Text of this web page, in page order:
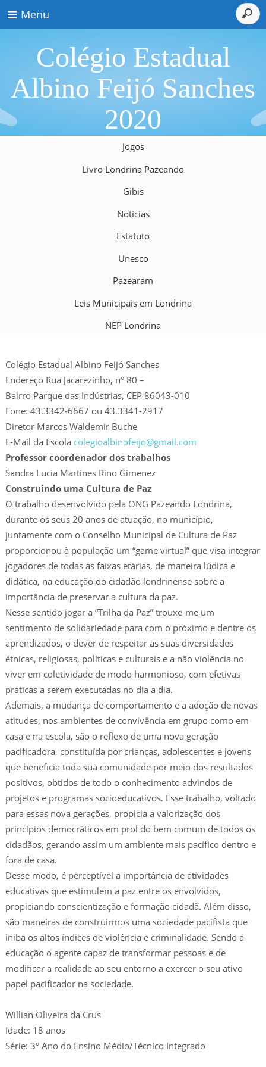
Menu
Colégio Estadual
Albino Feijó Sanches
2020
Jogos
Livro Londrina Pazeando
Gibis
Notícias
Estatuto
Unesco
Pazearam
Leis Municipais em Londrina
NEP Londrina
Colégio Estadual Albino Feijó Sanches
Endereço Rua Jacarezinho, n° 80 –
Bairro Parque das Indústrias, CEP 86043-010
Fone: 43.3342-6667 ou 43.3341-2917
Diretor Marcos Waldemir Buche
E-Mail da Escola colegioalbinofeijo@gmail.com
Professor coordenador dos trabalhos
Sandra Lucia Martines Rino Gimenez
Construindo uma Cultura de Paz
O trabalho desenvolvido pela ONG Pazeando Londrina,
durante os seus 20 anos de atuação, no município,
juntamente com o Conselho Municipal de Cultura de Paz
proporcionou à população um “game virtual” que visa integrar
jogadores de todas as faixas etárias, de maneira lúdica e
didática, na educação do cidadão londrinense sobre a
importância de preservar a cultura da paz.
Nesse sentido jogar a “Trilha da Paz” trouxe-me um
sentimento de solidariedade para com o próximo e dentre os
aprendizados, o dever de respeitar as suas diversidades
étnicas, religiosas, políticas e culturais e a não violência no
viver em coletividade de modo harmonioso, com efetivas
praticas a serem executadas no dia a dia.
Ademais, a mudança de comportamento e a adoção de novas
atitudes, nos ambientes de convivência em grupo como em
casa e na escola, são o reflexo de uma nova geração
pacificadora, constituída por crianças, adolescentes e jovens
que beneficia toda sua comunidade por meio dos resultados
positivos, obtidos de todo o conhecimento advindos de
projetos e programas socioeducativos. Esse trabalho, voltado
para essas nova gerações, propicia a valorização dos
princípios democráticos em prol do bem comum de todos os
cidadãos, gerando assim um ambiente mais pacífico dentro e
fora de casa.
Desse modo, é perceptível a importância de atividades
educativas que estimulem a paz entre os envolvidos,
propiciando conscientização e formação cidadã. Além disso,
são maneiras de construirmos uma sociedade pacifista que
iniba os altos índices de violência e criminalidade. Sendo a
educação o agente capaz de transformar pessoas e de
modificar a realidade ao seu entorno a exercer o seu ativo
papel pacificador na sociedade.
Willian Oliveira da Crus
Idade: 18 anos
Série: 3° Ano do Ensino Médio/Técnico Integrado